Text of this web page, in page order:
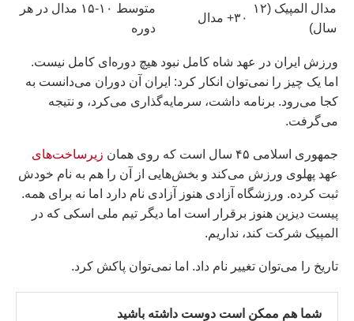
مدال المپیک (۱۲
سال)
۳۰+ مدال
متوسط ۱۰-۱۵ مدال در هر
دوره
ورزش ایران در عهد شاه کامل نبود هیچ دوره‌ای کامل نیست.
اما یک چیز را نمی‌توان انکار کرد: ایران آن دوران می‌دانست به
کجا می‌رود. برنامه داشت، سرمایه‌گذاری می‌کرد، و نتیجه
می‌گرفت.
جمهوری اسلامی ۴۵ سال است که روی همان
زیرساخت‌های
عهد پهلوی ورزش می‌کند و بخش‌هایی از آن را هم به نام خودش
ثبت کرده. ورزشگاه آزادی هنوز آزادی نام دارد اما نه برای همه.
پیست دیزین هنوز برقرار است اما دیگر تیم ملی اسکی که در
المپیک شرکت کند، نداریم.
تاریخ را می‌توان تغییر نام داد. اما نمی‌توان پاکش کرد.
شما هم ممکن است دوست داشته باشید